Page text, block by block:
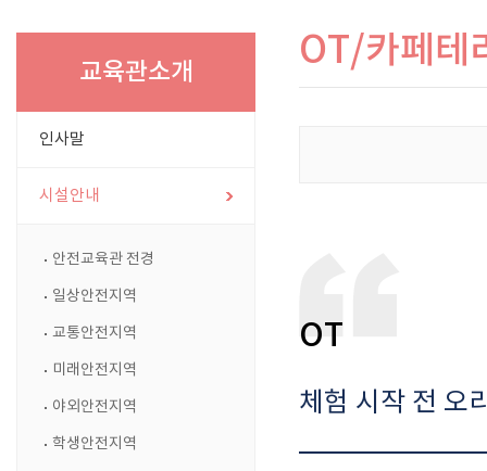
교육관소개
인사말
시설안내
안전교육관 전경
일상안전지역
교통안전지역
미래안전지역
야외안전지역
학생안전지역
OT/카페테
OT
체험 시작 전 오